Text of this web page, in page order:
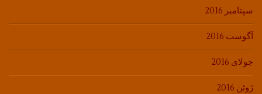
سپتامبر 2016
آگوست 2016
جولای 2016
ژوئن 2016